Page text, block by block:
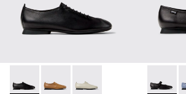
Casi Myra - K201802-001 - Zapatos de
Casi Myra - K201802-003
Casi Myra - K201802-002
Casi